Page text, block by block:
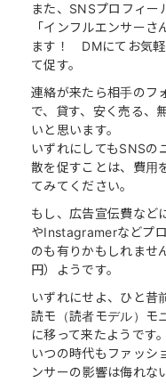
また、SNSプロフィー
「インフルエンサー
ます！ DMにてお気軽
て促す。
連絡が来たら相手のフ
で、貸す、安く売る、
いと思います。
いずれにしてもSNSの
散を促すことは、費用
てみてください。
もし、広告宣伝費など
やInstagramerなどプ
のも有りかもしれませ
円）ようです。
いずれにせよ、ひと昔
読モ（読者モデル）モ
に移って来たようです。
いつの時代もファッシ
ンサーの影響は侮れな